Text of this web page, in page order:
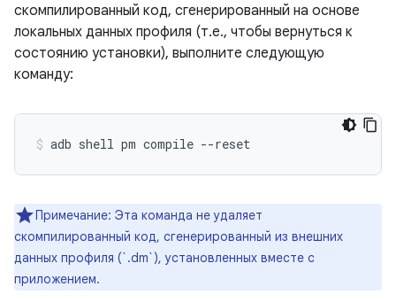
скомпилированный код, сгенерированный на основе
локальных данных профиля (т.е., чтобы вернуться к
состоянию установки), выполните следующую
команду:
adb shell pm compile --reset
Примечание: Эта команда не удаляет
скомпилированный код, сгенерированный из внешних
данных профиля (`.dm`), установленных вместе с
приложением.